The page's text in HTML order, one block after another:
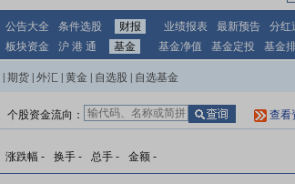
公告大全 条件选股 财报 业绩报表 最新预告 分红
板块资金 沪 港 通 基金 基金净值 基金定投 基金
期货 外汇 黄金 自选股 自选基金
个股资金流向： 查看
涨跌幅 - 换手 - 总手 - 金额 -